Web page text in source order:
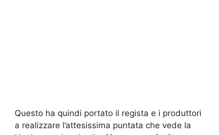
Questo ha quindi portato il regista e i produttori
a realizzare l’attesissima puntata che vede la